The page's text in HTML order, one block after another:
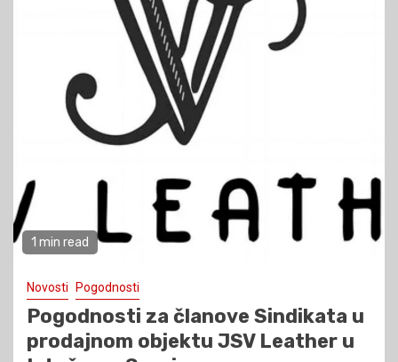
Pogodnosti za članove Sindikata u
prodajnom objektu JSV Leather u
Istočnom Sarajevu
Novosti Pogodnosti
Medicover Laboratorije BiH
pogodnosti za članove Sindikata
SIPA
Novosti Pogodnosti
MEDICANA COMFORT HEALTH 365 –
Pogodnosti za članove
5
Sastanak predstavnika sindikata sa
ministrom finansija i trezora Bosne i
Hercegovine – zabluda ili
prvoaprilska šala??
1 min read
Novosti Pogodnosti
Pogodnosti za članove Sindikata u
prodajnom objektu JSV Leather u